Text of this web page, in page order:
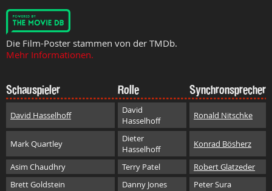
Die Film-Poster stammen von der TMDb.
Mehr Informationen.
Schauspieler Rolle Synchronsprecher
David Hasselhoff
David
Hasselhoff
Ronald Nitschke
Mark Quartley
Dieter
Hasselhoff
Konrad Bösherz
Asim Chaudhry Terry Patel
Robert Glatzeder
Brett Goldstein
Danny Jones Peter Sura